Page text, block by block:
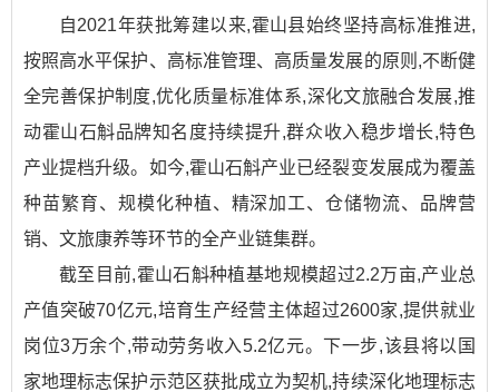
自2021年获批筹建以来,霍山县始终坚持高标准推进,
按照高水平保护、高标准管理、高质量发展的原则,不断健
全完善保护制度,优化质量标准体系,深化文旅融合发展,推
动霍山石斛品牌知名度持续提升,群众收入稳步增长,特色
产业提档升级。如今,霍山石斛产业已经裂变发展成为覆盖
种苗繁育、规模化种植、精深加工、仓储物流、品牌营
销、文旅康养等环节的全产业链集群。
截至目前,霍山石斛种植基地规模超过2.2万亩,产业总
产值突破70亿元,培育生产经营主体超过2600家,提供就业
岗位3万余个,带动劳务收入5.2亿元。下一步,该县将以国
家地理标志保护示范区获批成立为契机,持续深化地理标志